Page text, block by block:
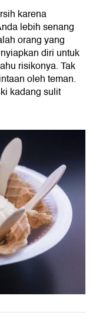
karena
lebih senang
orang yang
diri untuk
risikonya. Tak
oleh teman.
kadang sulit